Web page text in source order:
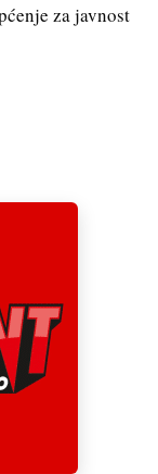
za javnost